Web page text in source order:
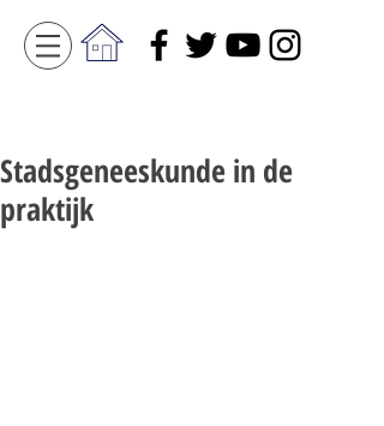
Stadsgeneeskunde in de
praktijk